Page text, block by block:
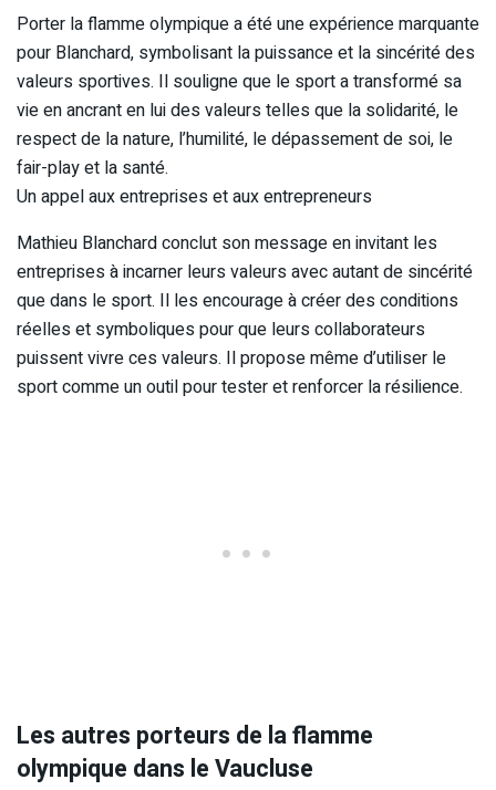
Porter la flamme olympique a été une expérience marquante
pour Blanchard, symbolisant la puissance et la sincérité des
valeurs sportives. Il souligne que le sport a transformé sa
vie en ancrant en lui des valeurs telles que la solidarité, le
respect de la nature, l’humilité, le dépassement de soi, le
fair-play et la santé.
Un appel aux entreprises et aux entrepreneurs
Mathieu Blanchard conclut son message en invitant les
entreprises à incarner leurs valeurs avec autant de sincérité
que dans le sport. Il les encourage à créer des conditions
réelles et symboliques pour que leurs collaborateurs
puissent vivre ces valeurs. Il propose même d’utiliser le
sport comme un outil pour tester et renforcer la résilience.
Les autres porteurs de la flamme
olympique dans le Vaucluse